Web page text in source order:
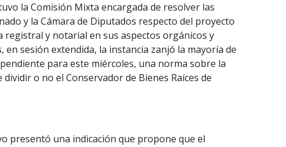
la Comisión Mixta encargada de resolver las
y la Cámara de Diputados respecto del proyecto
registral y notarial en sus aspectos orgánicos y
en sesión extendida, la instancia zanjó la mayoría de
para este miércoles, una norma sobre la
o no el Conservador de Bienes Raíces de
presentó una indicación que propone que el